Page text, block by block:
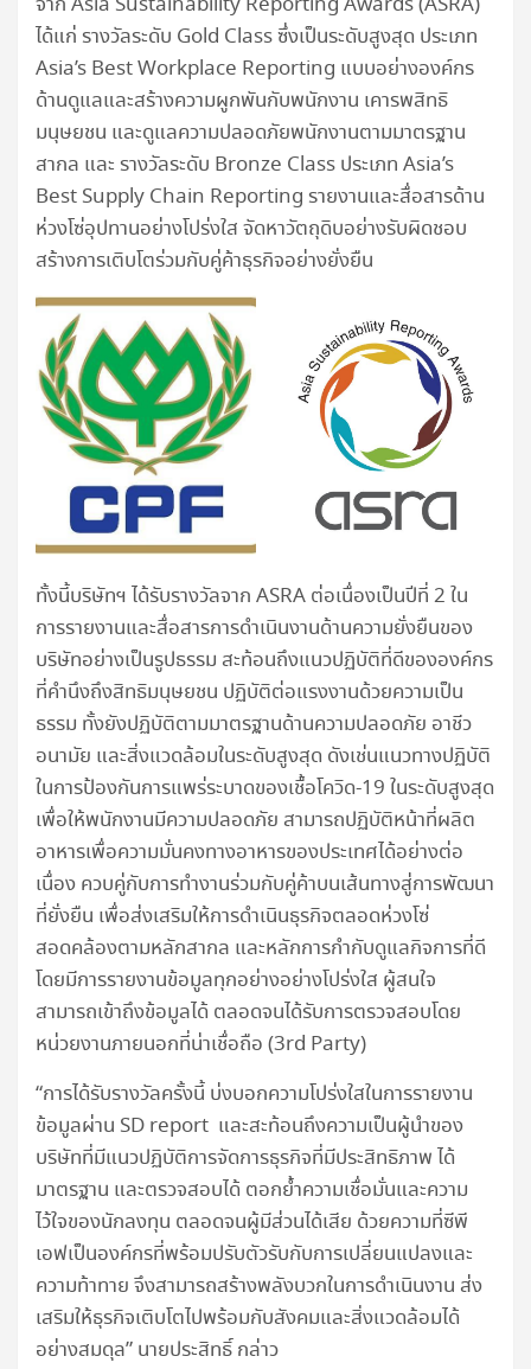
ได้แก่ รางวัลระดับ Gold Class ซึ่งเป็นระดับสูงสุด ประเภท
Asia’s Best Workplace Reporting แบบอย่างองค์กร
ด้านดูแลและสร้างความผูกพันกับพนักงาน เคารพสิทธิ
มนุษยชน และดูแลความปลอดภัยพนักงานตามมาตรฐาน
สากล และ รางวัลระดับ Bronze Class ประเภท Asia’s
Best Supply Chain Reporting รายงานและสื่อสารด้าน
ห่วงโซ่อุปทานอย่างโปร่งใส จัดหาวัตถุดิบอย่างรับผิดชอบ
สร้างการเติบโตร่วมกับคู่ค้าธุรกิจอย่างยั่งยืน
ทั้งนี้บริษัทฯ ได้รับรางวัลจาก ASRA ต่อเนื่องเป็นปีที่ 2 ใน
การรายงานและสื่อสารการดำเนินงานด้านความยั่งยืนของ
บริษัทอย่างเป็นรูปธรรม สะท้อนถึงแนวปฏิบัติที่ดีขององค์กร
ที่คำนึงถึงสิทธิมนุษยชน ปฏิบัติต่อแรงงานด้วยความเป็น
ธรรม ทั้งยังปฏิบัติตามมาตรฐานด้านความปลอดภัย อาชีว
อนามัย และสิ่งแวดล้อมในระดับสูงสุด ดังเช่นแนวทางปฏิบัติ
ในการป้องกันการแพร่ระบาดของเชื้อโควิด-19 ในระดับสูงสุด
เพื่อให้พนักงานมีความปลอดภัย สามารถปฏิบัติหน้าที่ผลิต
อาหารเพื่อความมั่นคงทางอาหารของประเทศได้อย่างต่อ
เนื่อง ควบคู่กับการทำงานร่วมกับคู่ค้าบนเส้นทางสู่การพัฒนา
ที่ยั่งยืน เพื่อส่งเสริมให้การดำเนินธุรกิจตลอดห่วงโซ่
สอดคล้องตามหลักสากล และหลักการกำกับดูแลกิจการที่ดี
โดยมีการรายงานข้อมูลทุกอย่างอย่างโปร่งใส ผู้สนใจ
สามารถเข้าถึงข้อมูลได้ ตลอดจนได้รับการตรวจสอบโดย
หน่วยงานภายนอกที่น่าเชื่อถือ (3rd Party)
“การได้รับรางวัลครั้งนี้ บ่งบอกความโปร่งใสในการรายงาน
ข้อมูลผ่าน SD report และสะท้อนถึงความเป็นผู้นำของ
บริษัทที่มีแนวปฏิบัติการจัดการธุรกิจที่มีประสิทธิภาพ ได้
มาตรฐาน และตรวจสอบได้ ตอกย้ำความเชื่อมั่นและความ
ไว้ใจของนักลงทุน ตลอดจนผู้มีส่วนได้เสีย ด้วยความที่ซีพี
เอฟเป็นองค์กรที่พร้อมปรับตัวรับกับการเปลี่ยนแปลงและ
ความท้าทาย จึงสามารถสร้างพลังบวกในการดำเนินงาน ส่ง
เสริมให้ธุรกิจเติบโตไปพร้อมกับสังคมและสิ่งแวดล้อมได้
อย่างสมดุล” นายประสิทธิ์ กล่าว